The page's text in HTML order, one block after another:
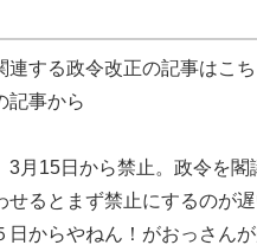
連する政令改正の記事はこち
記事から
3月15日から禁止。政令を
せるとまず禁止にするのが遅
日からやねん！がおっさん